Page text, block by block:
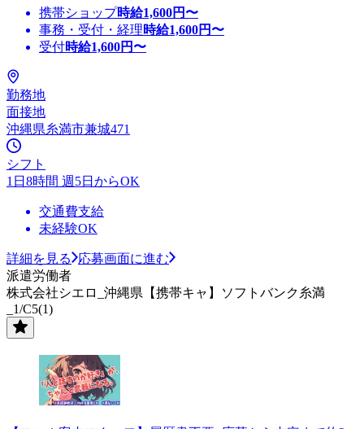
携帯ショップ時給1,600円〜
事務・受付・経理時給1,600円〜
受付時給1,600円〜
勤務地
面接地
沖縄県糸満市兼城471
シフト
1日8時間 週5日からOK
交通費支給
未経験OK
詳細を見る
応募画面に進む
派遣労働者
株式会社シエロ_沖縄県【携帯キャ】ソフトバンク糸満
_1/C5(1)